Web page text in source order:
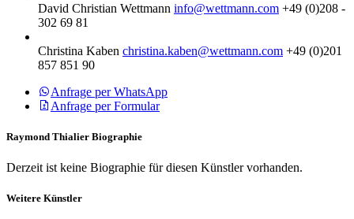
David Christian Wettmann info@wettmann.com +49 (0)208 -
302 69 81
Christina Kaben christina.kaben@wettmann.com +49 (0)201
857 851 90
Anfrage per WhatsApp
Anfrage per Formular
Raymond Thialier Biographie
Derzeit ist keine Biographie für diesen Künstler vorhanden.
Weitere Künstler